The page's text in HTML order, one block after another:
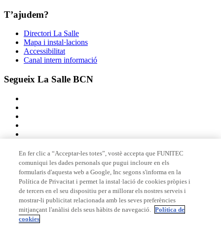
T’ajudem?
Directori La Salle
Mapa i instal·lacions
Accessibilitat
Canal intern informació
Segueix La Salle BCN
Membre de
Acreditacions
En fer clic a “Acceptar-les totes”, vostè accepta que FUNITEC
comuniqui les dades personals que pugui incloure en els
formularis d'aquesta web a Google, Inc segons s'informa en la
Política de Privacitat i permet la instal·lació de cookies pròpies i
de tercers en el seu dispositiu per a millorar els nostres serveis i
mostrar-li publicitat relacionada amb les seves preferències
mitjançant l'anàlisi dels seus hàbits de navegació. Política de
cookies